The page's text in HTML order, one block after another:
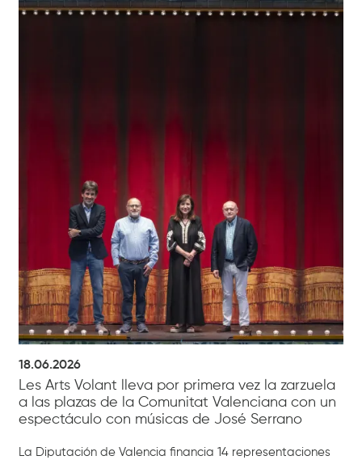
18.06.2026
Les Arts Volant lleva por primera vez la zarzuela
a las plazas de la Comunitat Valenciana con un
espectáculo con músicas de José Serrano
La Diputación de Valencia financia 14 representaciones